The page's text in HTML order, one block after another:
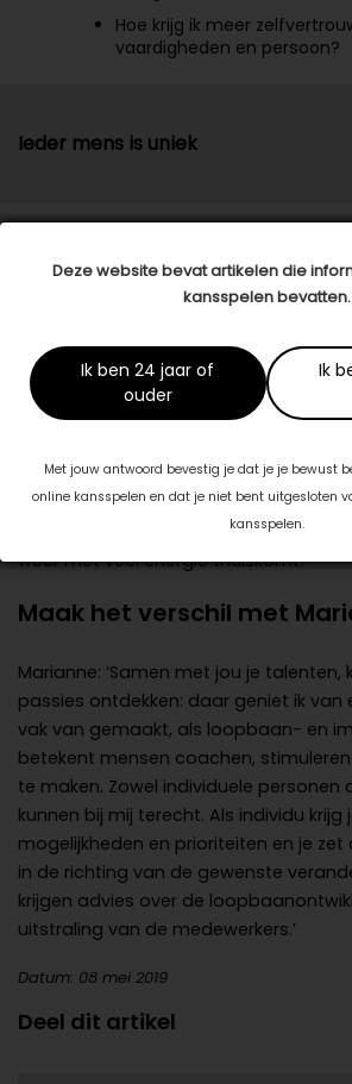
Deze website bevat artikelen die
kansspelen bevatten.
Ik ben 24 jaar of
ouder
Ik
Met jouw antwoord bevestig je dat je je bewust
online kansspelen en dat je niet bent uitgesloten
kansspelen.
Hoe krijg ik meer
vaardigheden en persoon?
Ieder mens is uniek
Krijg antwoorden op deze vragen door
kaart brengt, wordt het kiezen van
passende opleiding een stuk
Marianne. ‘Ieder mens is uniek, dus
te krijgen. Wanneer dit gedaan is,
jouw einddoel toewerken. Ga voor die
zodat je met een goed gevoel naar je
weer met veel energie thuiskomt!’
Maak het verschil met
Marianne: ‘Samen met jou je talenten,
passies ontdekken: daar geniet ik van
vak van gemaakt, als loopbaan- en
betekent mensen coachen,
te maken. Zowel individuele personen
kunnen bij mij terecht. Als individu krijg
mogelijkheden en prioriteiten en je
in de richting van de gewenste
krijgen advies over de
uitstraling van de medewerkers.’
Datum: 08 mei 2019
Deel dit artikel